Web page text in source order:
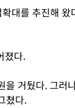
대를 추진해 왔
졌다.
거뒀다. 그러
쳤다.